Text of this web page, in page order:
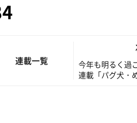
連載一覧
今年も明るく過
連載「パグ犬・